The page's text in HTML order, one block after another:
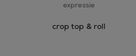
expressie
crop top & roll